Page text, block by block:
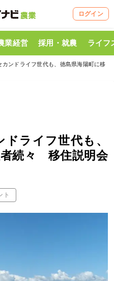
ログイン
業経営 採用・就農 ライフ
カンドライフ世代も、徳島県海陽町に移
ライフ世代も、
続々 移住説明会
ト